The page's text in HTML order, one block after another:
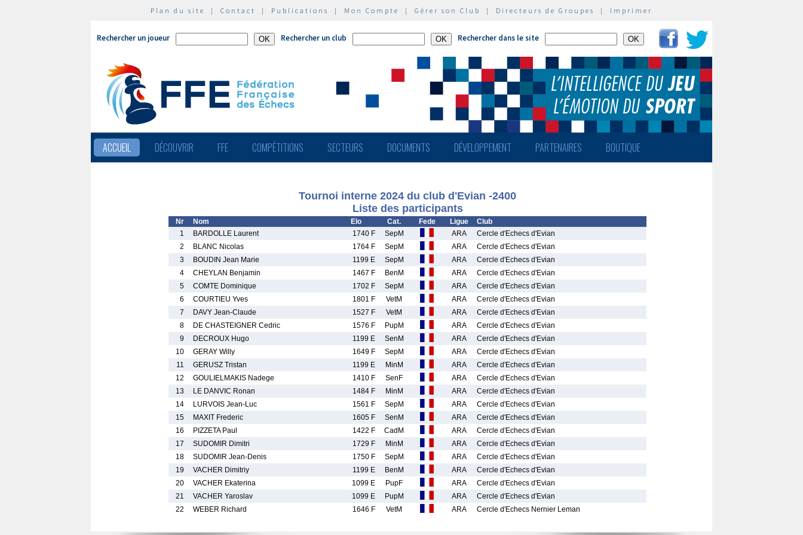
Plan du site | Contact | Publications | Mon Compte | Gérer son Club | Directeurs de Groupes | Imprimer
Rechercher un joueur Rechercher un club Rechercher dans le site
ACCUEIL DÉCOUVRIR FFE COMPÉTITIONS SECTEURS DOCUMENTS DÉVELOPPEMENT PARTENAIRES BOUTIQUE
Tournoi interne 2024 du club d'Evian -2400
Liste des participants
Nr Nom Elo Cat. Fede Ligue
Club
1
BARDOLLE Laurent 1740 F SepM ARA
Cercle d'Echecs d'Evian
2
BLANC Nicolas 1764 F SepM ARA
Cercle d'Echecs d'Evian
3
BOUDIN Jean Marie 1199 E SepM ARA
Cercle d'Echecs d'Evian
4
CHEYLAN Benjamin 1467 F BenM ARA
Cercle d'Echecs d'Evian
5
COMTE Dominique 1702 F SepM ARA
Cercle d'Echecs d'Evian
6
COURTIEU Yves 1801 F VetM ARA
Cercle d'Echecs d'Evian
7
DAVY Jean-Claude 1527 F VetM ARA
Cercle d'Echecs d'Evian
8
DE CHASTEIGNER Cedric 1576 F PupM ARA
Cercle d'Echecs d'Evian
9
DECROUX Hugo 1199 E SenM ARA
Cercle d'Echecs d'Evian
10
GERAY Willy 1649 F SepM ARA
Cercle d'Echecs d'Evian
11
GERUSZ Tristan 1199 E MinM ARA
Cercle d'Echecs d'Evian
12
GOULIELMAKIS Nadege 1410 F SenF ARA
Cercle d'Echecs d'Evian
13
LE DANVIC Ronan 1484 F MinM ARA
Cercle d'Echecs d'Evian
14
LURVOIS Jean-Luc 1561 F SepM ARA
Cercle d'Echecs d'Evian
15
MAXIT Frederic 1605 F SenM ARA
Cercle d'Echecs d'Evian
16
PIZZETA Paul 1422 F CadM ARA
Cercle d'Echecs d'Evian
17
SUDOMIR Dimitri 1729 F MinM ARA
Cercle d'Echecs d'Evian
18
SUDOMIR Jean-Denis 1750 F SepM ARA
Cercle d'Echecs d'Evian
19
VACHER Dimitriy 1199 E BenM ARA
Cercle d'Echecs d'Evian
20
VACHER Ekaterina 1099 E PupF ARA
Cercle d'Echecs d'Evian
21
VACHER Yaroslav 1099 E PupM ARA
Cercle d'Echecs d'Evian
22
WEBER Richard 1646 F VetM ARA Cercle d'Echecs Nernier Leman